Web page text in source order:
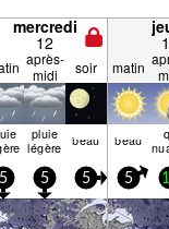
mercredi
12
après-
midi
soir matin
pluie
légère beau beau
5 5 5 5